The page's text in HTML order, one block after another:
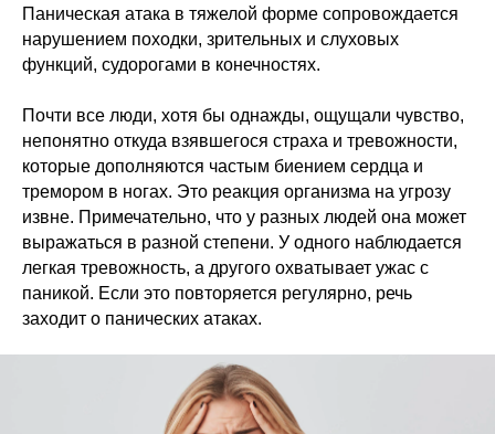
Паническая атака в тяжелой форме сопровождается
нарушением походки, зрительных и слуховых
функций, судорогами в конечностях.
Почти все люди, хотя бы однажды, ощущали чувство,
непонятно откуда взявшегося страха и тревожности,
которые дополняются частым биением сердца и
тремором в ногах. Это реакция организма на угрозу
извне. Примечательно, что у разных людей она может
выражаться в разной степени. У одного наблюдается
легкая тревожность, а другого охватывает ужас с
паникой. Если это повторяется регулярно, речь
заходит о панических атаках.